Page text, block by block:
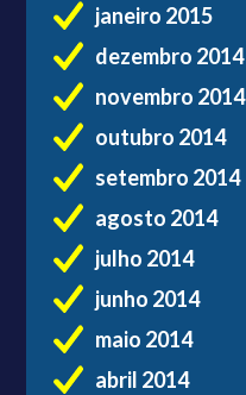
janeiro 2015
dezembro 2014
novembro 2014
outubro 2014
setembro 2014
agosto 2014
julho 2014
junho 2014
maio 2014
abril 2014